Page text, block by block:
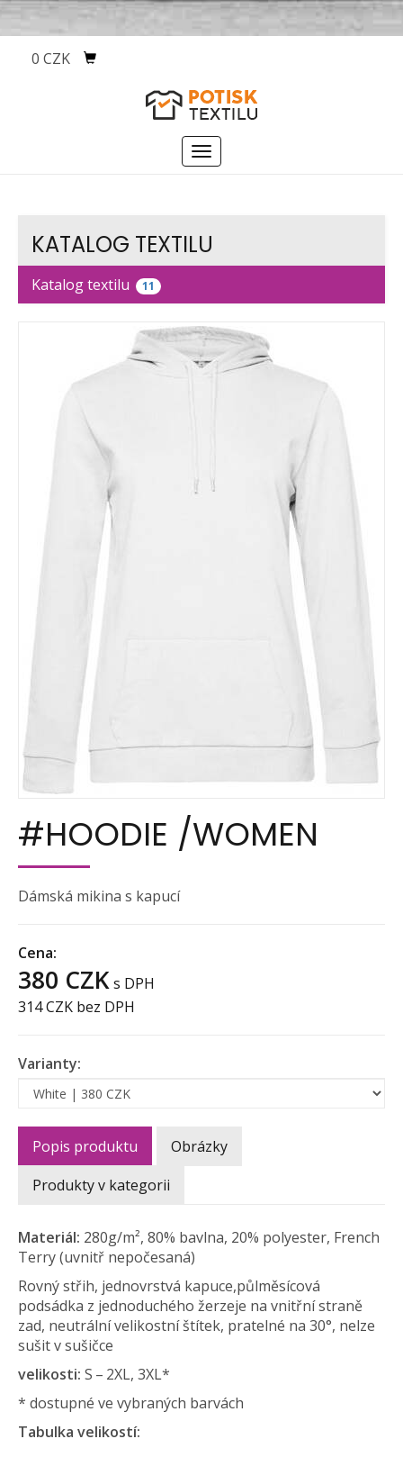
0 CZK
Menu
KATALOG TEXTILU
Katalog textilu 11
#HOODIE /WOMEN
Dámská mikina s kapucí
Cena:
380 CZKs DPH
314 CZK bez DPH
Varianty:
Popis produktu
Obrázky
Produkty v kategorii
Materiál: 280g/m², 80% bavlna, 20% polyester, French
Terry(uvnitř nepočesaná)
Rovný střih, jednovrstvá kapuce,půlměsícová
podsádka z jednoduchého žerzeje na vnitřní straně
zad, neutrální velikostní štítek, pratelné na 30°, nelze
sušit v sušičce
velikosti: S – 2XL, 3XL*
* dostupné ve vybraných barvách
Tabulka velikostí: